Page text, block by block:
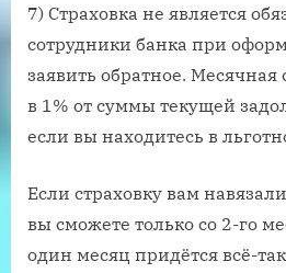
7) Страховка не является
сотрудники банка при
заявить обратное. Месячная
в 1% от суммы текущей
если вы находитесь в
Если страховку вам
вы сможете только со 2-го
один месяц придётся всё-